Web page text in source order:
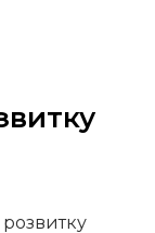
розвитку